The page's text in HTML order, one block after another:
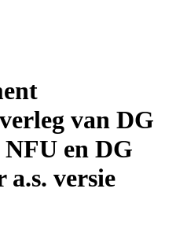
van DG
en DG
versie